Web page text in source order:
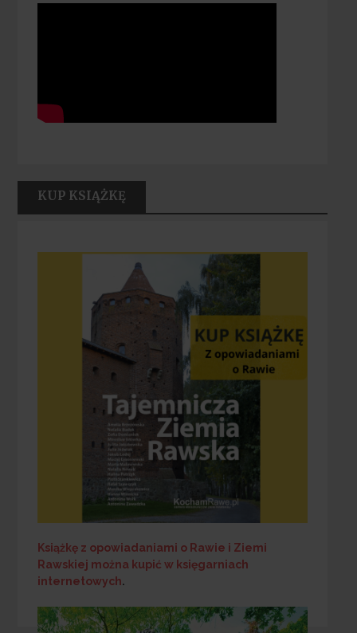
KUP KSIĄŻKĘ
Książkę z opowiadaniami o Rawie i Ziemi
Rawskiej można kupić w księgarniach
internetowych.